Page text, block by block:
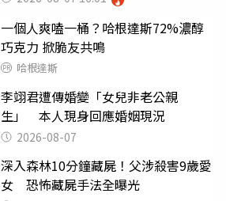
一個人爽嗑一桶？哈根達斯72%濃醇
巧克力 掀脆友共鳴
哈根達斯
李翊君遭傳婚變「女兒非老公親
生」 本人現身回應婚姻現況
2026-08-07
深入森林10分鐘藏屍！父涉殺害9歲愛
女 恐怖藏屍手法全曝光